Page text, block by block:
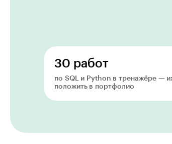
30 работ
по SQL и Python в тренажёре —
положить в портфолио